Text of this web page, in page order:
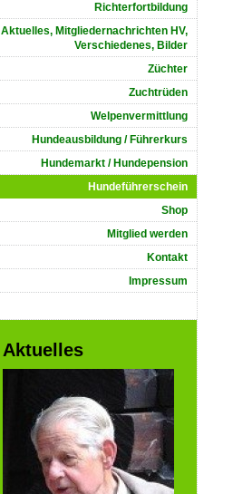
Richterfortbildung
Aktuelles, Mitgliedernachrichten HV,
Verschiedenes, Bilder
Züchter
Zuchtrüden
Welpenvermittlung
Hundeausbildung / Führerkurs
Hundemarkt / Hundepension
Hundeführerschein
Shop
Mitglied werden
Kontakt
Impressum
Aktuelles